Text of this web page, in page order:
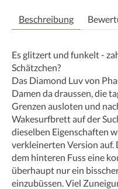
Beschreibung
Es glitzert und funkelt -
Schätzchen?
Das Diamond Luv von
Damen da draussen, die
Grenzen ausloten und
Wakesurfbrett auf der
dieselben Eigenschaften
verkleinerten Version
dem hinteren Fuss eine
überhaupt nur ein
einzubüssen. Viel